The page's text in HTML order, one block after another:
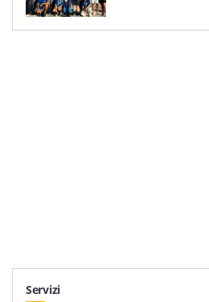
Servizi